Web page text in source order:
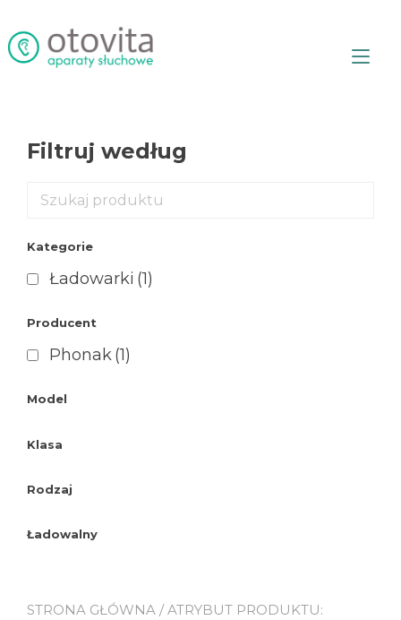
treści
STRONA GŁÓWNA / ATRYBUT PRODUKTU:
Filtruj według
Kategorie
Ładowarki (1)
Producent
Phonak(1)
Model
Klasa
Rodzaj
Ładowalny